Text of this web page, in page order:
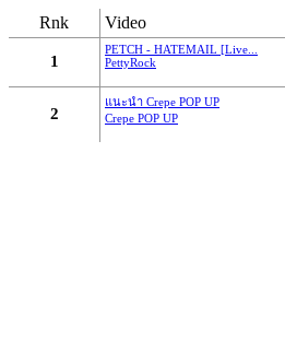
Re: ฟ้าหลังฝน - Nine...
07/07/19 21:29:00
OoHmusic
นั่งมองดูฝนที่ไหลลงหน้าต่าง
เธอจะคิดถึงฉันบ้างไหมคนดี
Rnk Video
1
PETCH - HATEMAIL [Live...
PettyRock
2
แนะนำ Crepe POP UP
Crepe POP UP